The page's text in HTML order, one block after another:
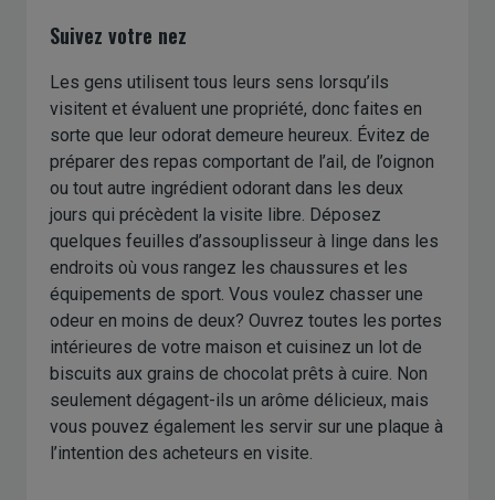
Suivez votre nez
Les gens utilisent tous leurs sens lorsqu’ils
visitent et évaluent une propriété, donc faites en
sorte que leur odorat demeure heureux. Évitez de
préparer des repas comportant de l’ail, de l’oignon
ou tout autre ingrédient odorant dans les deux
jours qui précèdent la visite libre. Déposez
quelques feuilles d’assouplisseur à linge dans les
endroits où vous rangez les chaussures et les
équipements de sport. Vous voulez chasser une
odeur en moins de deux? Ouvrez toutes les portes
intérieures de votre maison et cuisinez un lot de
biscuits aux grains de chocolat prêts à cuire. Non
seulement dégagent-ils un arôme délicieux, mais
vous pouvez également les servir sur une plaque à
l’intention des acheteurs en visite.